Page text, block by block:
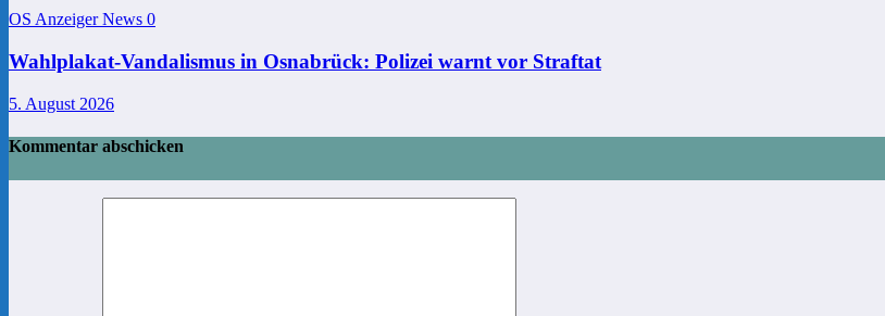
OS Anzeiger News 0
Wahlplakat-Vandalismus in Osnabrück: Polizei warnt vor Straftat
5. August 2026
Kommentar abschicken